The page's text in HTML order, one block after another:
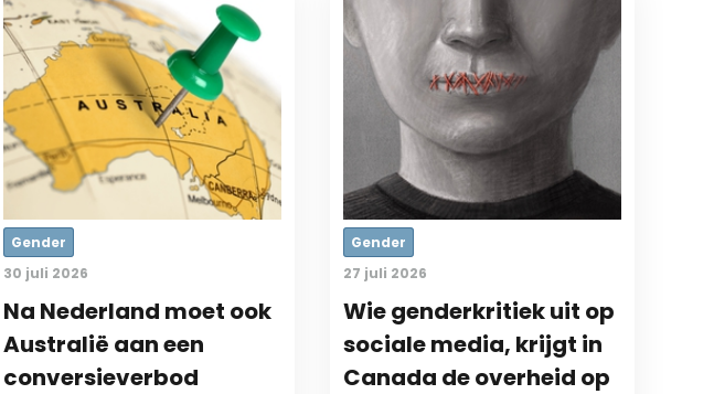
Gender
30 juli 2026
Na Nederland moet ook
Australië aan een
conversieverbod
Gender
27 juli 2026
Wie genderkritiek uit op
sociale media, krijgt in
Canada de overheid op